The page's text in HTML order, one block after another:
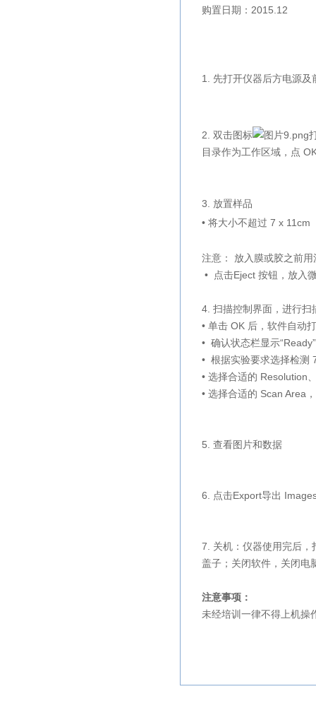
购置日期：2015.12
1. 先打开仪器后方电源
2. 双击图标
目录作为工作区域，点
3. 放置样品
• 将大小不超过 7 x
注意： 放入膜或胶之前
• 点击Eject 按钮，放入
4. 扫描控制界面，进行扫
• 单击 OK 后，软件自动
• 确认状态栏显示“Ready
• 根据实验要求选择检测
• 选择合适的 Resolution
• 选择合适的 Scan Area
5. 查看图片和数据
6. 点击Export导出
7. 关机：仪器使用完后，
盖子；关闭软件，关闭电
注意事项：
未经培训一律不得上机操